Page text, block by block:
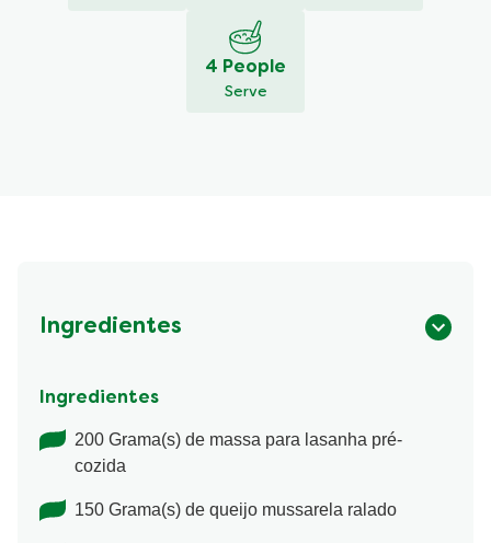
4 People
Serve
Ingredientes
Ingredientes
200 Grama(s) de massa para lasanha pré-
cozida
150 Grama(s) de queijo mussarela ralado